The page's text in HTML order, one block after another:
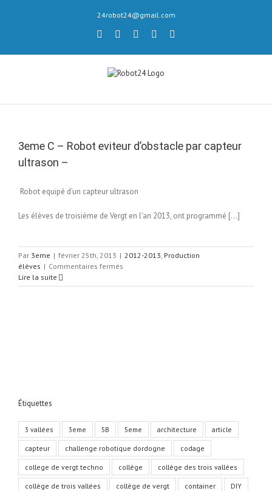
24robot24@gmail.com
twitter youtubeflickr Email
3eme C – Robot eviteur d’obstacle par capteur
ultrason –
Robot equipé d’un capteur ultrason
Les élèves de troisième de Vergt en l’an 2013, ont programmé […]
Par 3eme | février 25th, 2013 | 2012-2013, Production
élèves | Commentaires fermés
C
Lire la suite
Étiquettes
3 vallées 3eme 5B 5eme architecture article
capteur challenge robotique dordogne codage
college de vergt techno collège collège des trois vallées
collège de trois vallées collège de vergt container DIY